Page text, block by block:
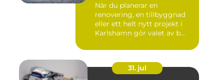
När du planerar en
renovering, en tillbyggnad
eller ett helt nytt projekt i
Karlshamn gör valet av b...
31. jul